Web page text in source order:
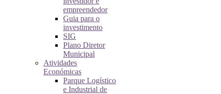
empreendedor
Guia para o
investimento
SIG
Plano Diretor
Municipal
Atividades
Económicas
Parque Logístico
e Industrial de